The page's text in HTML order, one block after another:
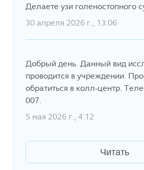
Делаете узи голеностопного
30 апреля 2026 г., 13:06
Добрый день. Данный вид
проводится в учреждении.
обратиться в колл-центр.
007.
5 мая 2026 г., 4:12
Читать